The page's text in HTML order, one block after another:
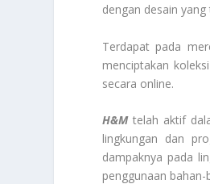
dengan desain
Terdapat pada
menciptakan
secara online.
H&Mtelah aktif
lingkungan dan
dampaknya pada
penggunaan